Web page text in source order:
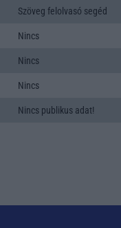
Szöveg felolvasó segéd
Nincs
Nincs
Nincs
Nincs publikus adat!